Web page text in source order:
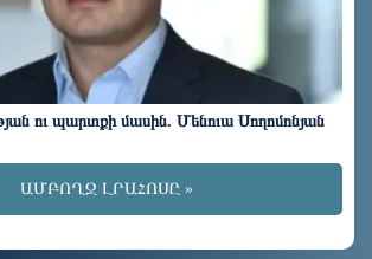
ու պարտքի մասին. Մենուա Սողոմոնյան
ԱՄԲՈՂՋ ԼՐԱՀՈՍԸ »